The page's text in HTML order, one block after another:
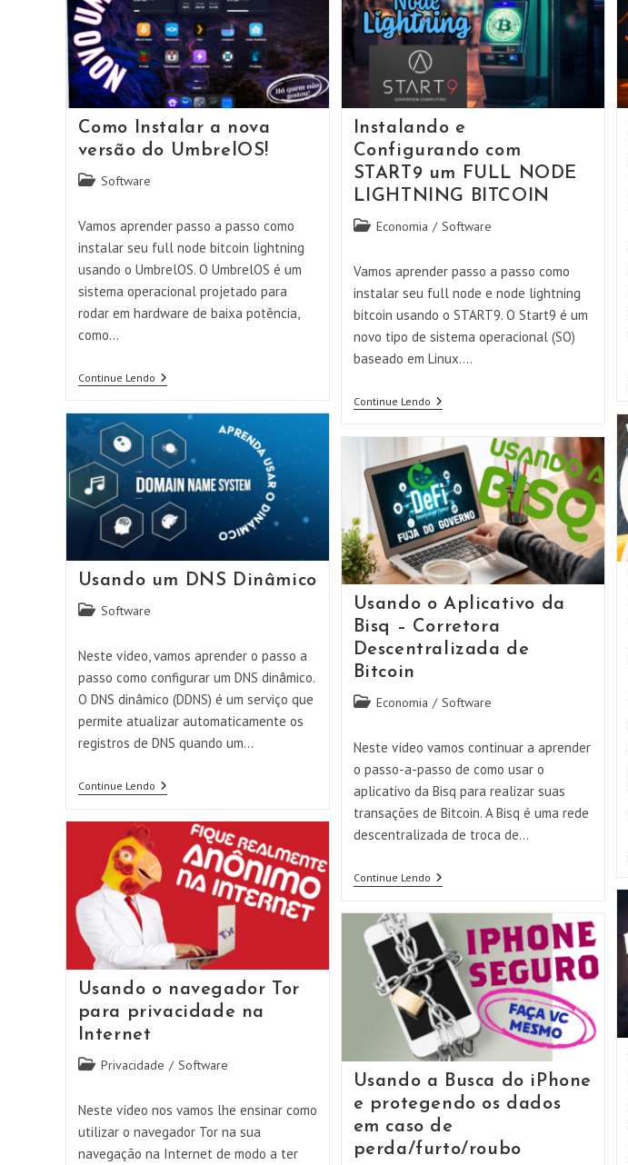
Como Instalar a nova
versão do UmbrelOS!
Categoria
post:
Software
Vamos aprender passo a passo como
instalar seu full node bitcoin lightning
usando o UmbrelOS. O UmbrelOS é um
sistema operacional projetado para
rodar em hardware de baixa potência,
como…
Continue LendoComo
Versão
Do
UmbrelOS!
Instalando e
Configurando com
START9 um FULL NODE
LIGHTNING BITCOIN
Categoria
post:
Economia / Software
Vamos aprender passo a passo como
instalar seu full node e node lightning
bitcoin usando o START9. O Start9 é um
novo tipo de sistema operacional (SO)
baseado em Linux.…
Continue LendoInstalando
Com
START9
Um
FULL
NODE
LIGHTNING
BITCOIN
Usando um DNS Dinâmico
Categoria
post:
Software
Neste vídeo, vamos aprender o passo a
passo como configurar um DNS dinâmico.
O DNS dinâmico (DDNS) é um serviço que
permite atualizar automaticamente os
registros de DNS quando um…
Continue LendoUsando
Um
Dinâmico
Usando o Aplicativo da
Bisq – Corretora
Descentralizada de
Bitcoin
Categoria
post:
Economia / Software
Neste vídeo vamos continuar a aprender
o passo-a-passo de como usar o
aplicativo da Bisq para realizar suas
transações de Bitcoin. A Bisq é uma rede
descentralizada de troca de…
Continue LendoUsando
O
Da
Bisq
–
Corretora
Descentralizada
De
Bitcoin
Usando o navegador Tor
para privacidade na
Internet
Categoria
post:
Privacidade / Software
Neste vídeo nos vamos lhe ensinar como
utilizar o navegador Tor na sua
navegação na Internet de modo a ter
Usando a Busca do iPhone
e protegendo os dados
em caso de
perda/furto/roubo